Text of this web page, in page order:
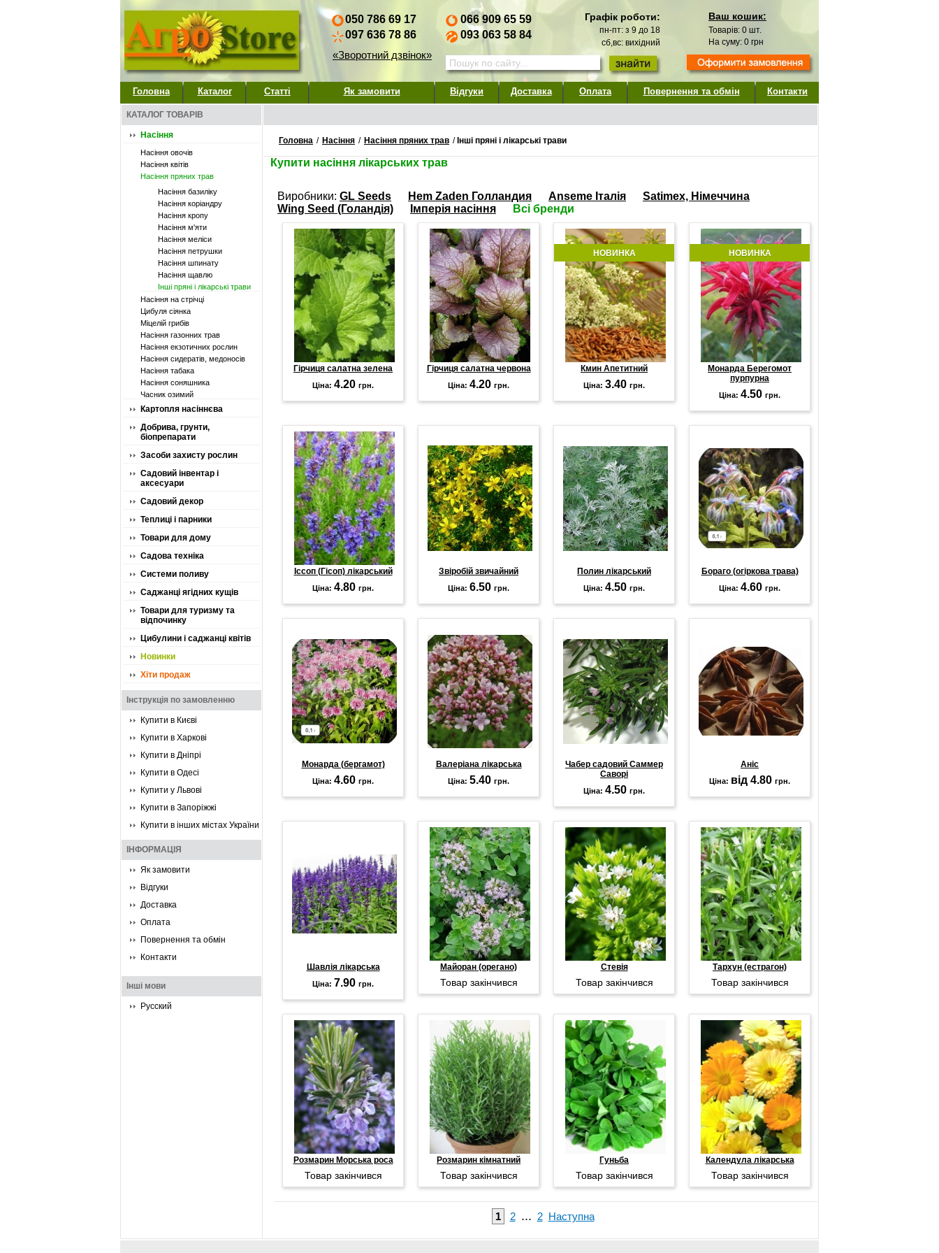
050 786 69 17
097 636 78 86
«Зворотний дзвінок»
066 909 65 59
093 063 58 84
Графік роботи:
пн-пт: з 9 до 18
сб,вс: вихідний
Ваш кошик:
Товарів: 0 шт.
На суму: 0 грн
Головна Каталог Статті Як замовити Відгуки Доставка Оплата Повернення та обмін Контакти
КАТАЛОГ ТОВАРІВ
Насіння
Насіння овочів
Насіння квітів
Насіння пряних трав
Насіння базиліку
Насіння коріандру
Насіння кропу
Насіння м'яти
Насіння меліси
Насіння петрушки
Насіння шпинату
Насіння щавлю
Інші пряні і лікарські трави
Насіння на стрічці
Цибуля сіянка
Міцелій грибів
Насіння газонних трав
Насіння екзотичних рослин
Насіння сидератів, медоносів
Насіння табака
Насіння соняшника
Часник озимий
Картопля насіннєва
Добрива, грунти,
біопрепарати
Засоби захисту рослин
Садовий інвентар і
аксесуари
Садовий декор
Теплиці і парники
Товари для дому
Садова техніка
Системи поливу
Саджанці ягідних кущів
Товари для туризму та
відпочинку
Цибулини і саджанці квітів
Новинки
Хіти продаж
Інструкція по замовленню
Купити в Києві
Купити в Харкові
Купити в Дніпрі
Купити в Одесі
Купити у Львові
Купити в Запоріжжі
Купити в інших містах України
ІНФОРМАЦІЯ
Як замовити
Відгуки
Доставка
Оплата
Повернення та обмін
Контакти
Інші мови
Русский
Головна / Насіння / Насіння пряних трав / Інші пряні і лікарські трави
Купити насіння лікарських трав
Виробники: GL Seeds Hem Zaden Голландия Anseme Італія
Satimex, Німеччина
Wing Seed (Голандія)
Імперія насіння Всі бренди
Гірчиця салатна зелена
Ціна: 4.20 грн.
Гірчиця салатна червона
Ціна: 4.20 грн.
НОВИНКА
Кмин Апетитний
Ціна: 3.40 грн.
НОВИНКА
Монарда Берегомот
пурпурна
Ціна: 4.50 грн.
Іссоп (Гісоп) лікарський
Ціна: 4.80 грн.
Звіробій звичайний
Ціна: 6.50 грн.
Полин лікарський
Ціна: 4.50 грн.
Бораго (огіркова трава)
Ціна: 4.60 грн.
Монарда (бергамот)
Ціна: 4.60 грн.
Валеріана лікарська
Ціна: 5.40 грн.
Чабер садовий Саммер
Саворі
Ціна: 4.50 грн.
Аніс
Ціна: від 4.80 грн.
Шавлія лікарська
Ціна: 7.90 грн.
Майоран (орегано)
Товар закінчився
Стевія
Товар закінчився
Тархун (естрагон)
Товар закінчився
Розмарин Морська роса
Товар закінчився
Розмарин кімнатний
Товар закінчився
Гуньба
Товар закінчився
Календула лікарська
Товар закінчився
1 2 ... 2 Наступна